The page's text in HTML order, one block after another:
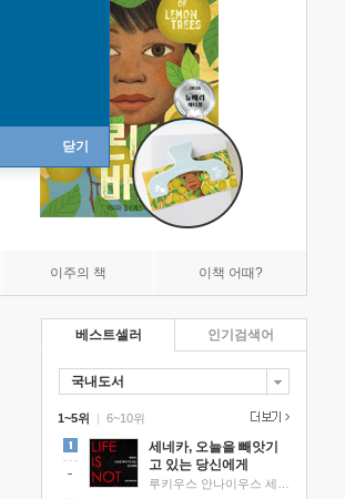
닫기
이주의 책 이책 어때?
베스트셀러
국내도서
1~5위 |
세네카, 오늘을 빼앗기
고 있는 당신에게
6~10위
인기검색어